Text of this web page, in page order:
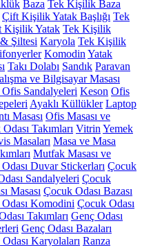
Baza Tek Kişilik Baza
Çift Kişilik Yatak Başlığı Tek
Kişilik Yatak Tek Kişilik
Şiltesi Karyola Tek Kişilik
Komodin Yatak
Takı Dolabı Sandık Paravan
ve Bilgisayar Masası
Ofis Sandalyeleri Keson Ofis
Ayaklı Küllükler Laptop
Masası Ofis Masası ve
Takımları Vitrin Yemek
Masaları Masa ve Masa
Mutfak Masası ve
Duvar Stickerları Çocuk
Sandalyeleri Çocuk
Masası Çocuk Odası Bazası
Komodini Çocuk Odası
Takımları Genç Odası
Genç Odası Bazaları
Karyolaları Ranza